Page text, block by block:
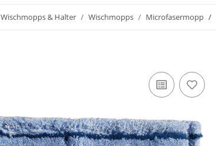
Wischmopps & Halter Wischmopps Microfasermopp